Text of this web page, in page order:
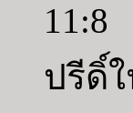
11:8
ปรีดิ์